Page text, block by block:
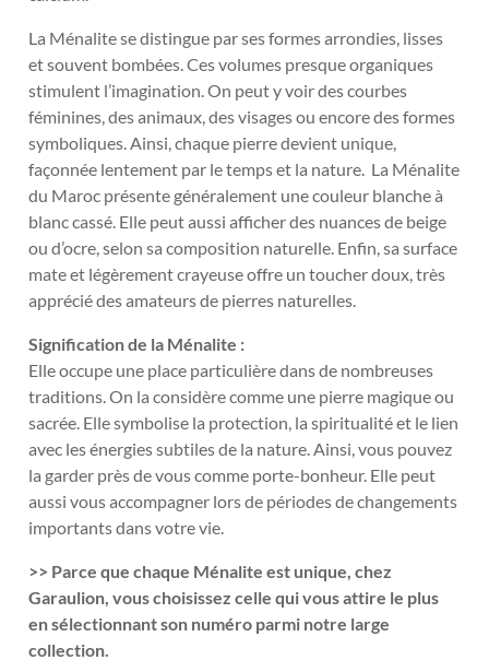
La Ménalite se distingue par ses formes arrondies, lisses
et souvent bombées. Ces volumes presque organiques
stimulent l’imagination. On peut y voir des courbes
féminines, des animaux, des visages ou encore des formes
symboliques. Ainsi, chaque pierre devient unique,
façonnée lentement par le temps et la nature. La Ménalite
du Maroc présente généralement une couleur blanche à
blanc cassé. Elle peut aussi afficher des nuances de beige
ou d’ocre, selon sa composition naturelle. Enfin, sa surface
mate et légèrement crayeuse offre un toucher doux, très
apprécié des amateurs de pierres naturelles.
Signification de la Ménalite :
Elle occupe une place particulière dans de nombreuses
traditions. On la considère comme une pierre magique ou
sacrée. Elle symbolise la protection, la spiritualité et le lien
avec les énergies subtiles de la nature. Ainsi, vous pouvez
la garder près de vous comme porte-bonheur. Elle peut
aussi vous accompagner lors de périodes de changements
importants dans votre vie.
>> Parce que chaque Ménalite est unique, chez
Garaulion, vous choisissez celle qui vous attire le plus
en sélectionnant son numéro parmi notre large
collection.